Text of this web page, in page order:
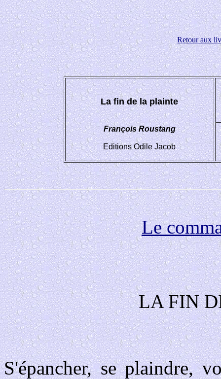
Retour aux
La fin de la plainte
François Roustang
Editions Odile Jacob
Le
LA FIN
S'épancher, se plaindre,